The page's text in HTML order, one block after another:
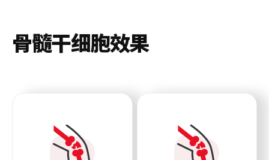
骨髓干细胞效果